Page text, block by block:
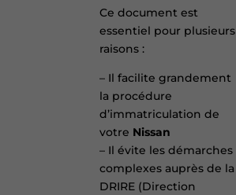
Ce document est
essentiel pour plusieurs
raisons :
– Il facilite grandement
la procédure
d’immatriculation de
votre Nissan
– Il évite les démarches
complexes auprès de la
DRIRE (Direction